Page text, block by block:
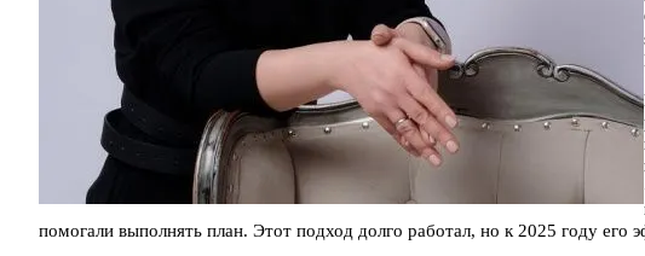
помогали выполнять план. Этот подход долго работал, но к 2025 году его